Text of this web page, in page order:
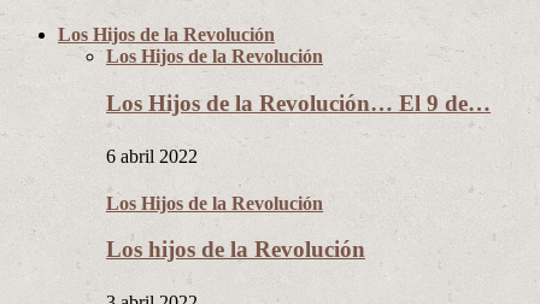
Los Hijos de la Revolución
Los Hijos de la Revolución
Los Hijos de la Revolución… El 9 de…
6 abril 2022
Los Hijos de la Revolución
Los hijos de la Revolución